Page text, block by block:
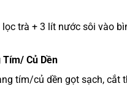
trà + 3 lít nước sôi vào
Tím/ Củ Dền
tím/củ dền gọt sạch, cắt